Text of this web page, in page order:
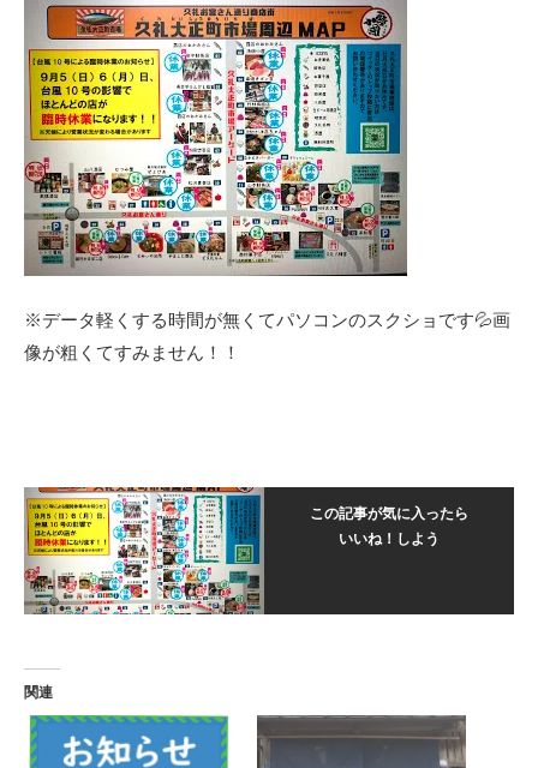
※データ軽くする時間が無くてパソコンのスクショです💦画
像が粗くてすみません！！
この記事が気に入ったら
いいね！しよう
関連